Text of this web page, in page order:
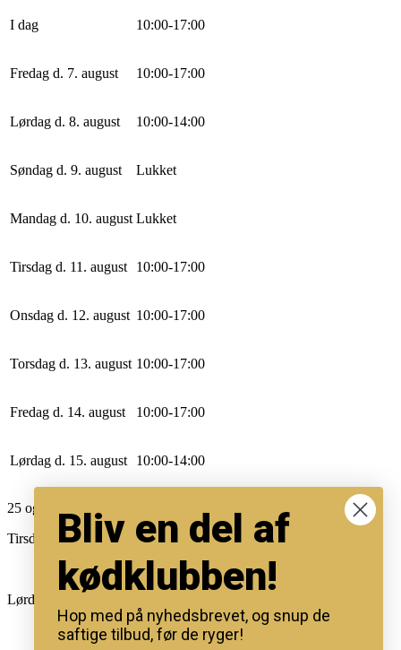
I dag 10:00-17:00
Fredag d. 7. august 10:00-17:00
Lørdag d. 8. august 10:00-14:00
Søndag d. 9. august Lukket
Mandag d. 10. august Lukket
Tirsdag d. 11. august 10:00-17:00
Onsdag d. 12. august 10:00-17:00
Torsdag d. 13. august 10:00-17:00
Fredag d. 14. august 10:00-17:00
Lørdag d. 15. august 10:00-14:00
25 og 26 dec. køkkennet lukker kl.12
Tirsdag d.31/12 11-13 for afhentning.
Lørdag kun åbent for afhentning af mad ud af huset.
Bliv en del af
kødklubben!
Hop med på nyhedsbrevet, og snup de
saftige tilbud, før de ryger!